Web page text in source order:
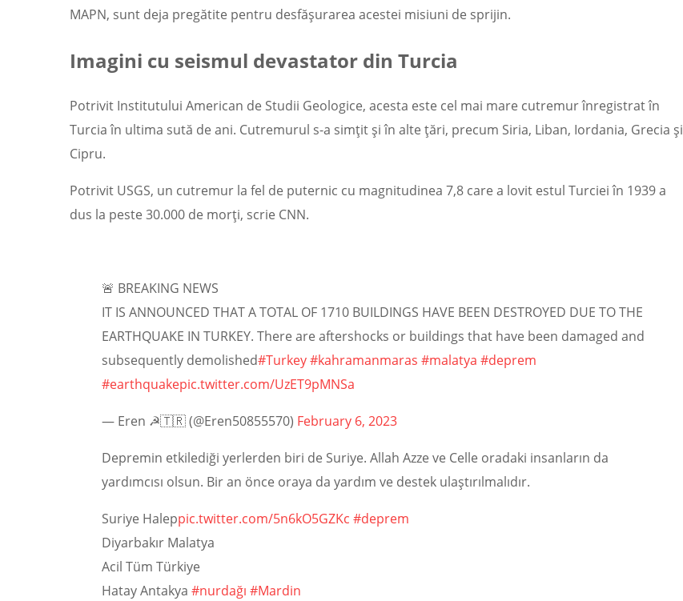
MAPN, sunt deja pregătite pentru desfășurarea acestei misiuni de sprijin.
Imagini cu seismul devastator din Turcia
Potrivit Institutului American de Studii Geologice, acesta este cel mai mare cutremur înregistrat în
Turcia în ultima sută de ani. Cutremurul s-a simţit şi în alte ţări, precum Siria, Liban, Iordania, Grecia şi
Cipru.
Potrivit USGS, un cutremur la fel de puternic cu magnitudinea 7,8 care a lovit estul Turciei în 1939 a
dus la peste 30.000 de morți, scrie CNN.
🚨 BREAKING NEWS
IT IS ANNOUNCED THAT A TOTAL OF 1710 BUILDINGS HAVE BEEN DESTROYED DUE TO THE
EARTHQUAKE IN TURKEY. There are aftershocks or buildings that have been damaged and
subsequently demolished#Turkey#kahramanmaras #malatya #deprem
#earthquakepic.twitter.com/UzET9pMNSa
— Eren ☭🇹🇷 (@Eren50855570) February 6, 2023
Depremin etkilediği yerlerden biri de Suriye. Allah Azze ve Celle oradaki insanların da
yardımcısı olsun. Bir an önce oraya da yardım ve destek ulaştırılmalıdır.
Suriye Haleppic.twitter.com/5n6kO5GZKc #deprem
Diyarbakır Malatya
Acil Tüm Türkiye
Hatay Antakya #nurdağı #Mardin